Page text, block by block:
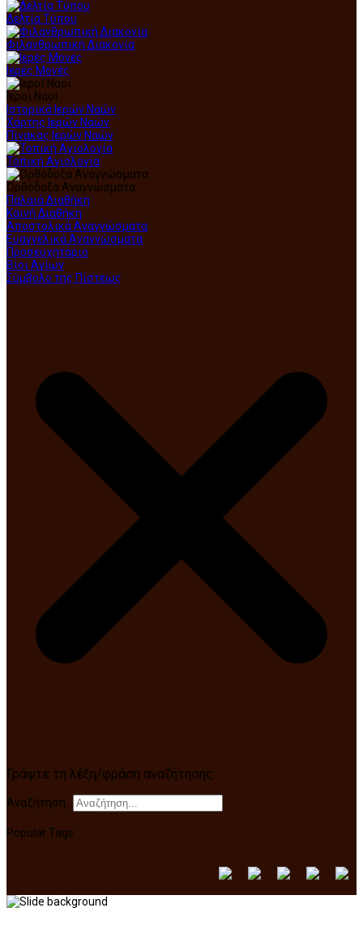
Δελτία Τύπου
Φιλανθρωπική Διακονία
Ιερές Μονές
Ιεροί Ναοί
Ιστορικά Ιερών Ναών
Χάρτης Ιερών Ναών
Πίνακας Ιερών Ναών
Τοπική Αγιολογία
Ορθόδοξα Αναγνώσματα
Παλαιά Διαθήκη
Καινή Διαθήκη
Αποστολικά Αναγνώσματα
Ευαγγελικά Αναγνώσματα
Προσευχητάριο
Βίοι Αγίων
Σύμβολο της Πίστεως
Γράψτε τη λέξη/φράση αναζήτησης
Αναζήτηση...
Popular Tags